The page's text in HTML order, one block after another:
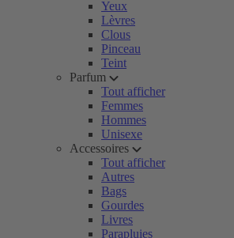
Yeux
Lèvres
Clous
Pinceau
Teint
Parfum
Tout afficher
Femmes
Hommes
Unisexe
Accessoires
Tout afficher
Autres
Bags
Gourdes
Livres
Parapluies